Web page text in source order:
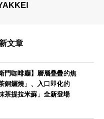
文章
門咖啡廳】層層疊疊的焦
銅鑼燒」、入口即化的
茶提拉米蘇」全新登場